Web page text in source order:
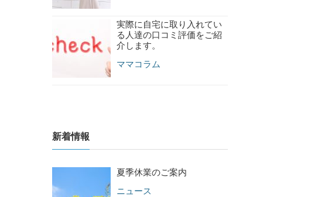
実際に自宅に取り入れてい
る人達の口コミ評価をご紹
介します。
ママコラム
新着情報
夏季休業のご案内
ニュース